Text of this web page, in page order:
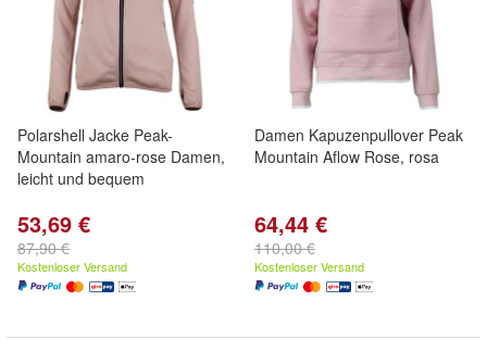
Polarshell Jacke Peak-
Mountain amaro-rose Damen,
leicht und bequem
53,69 €
87,90 €
Kostenloser Versand
Damen Kapuzenpullover Peak
Mountain Aflow Rose, rosa
64,44 €
110,00 €
Kostenloser Versand